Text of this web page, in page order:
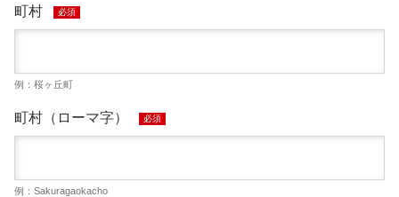
町村 必須
例：桜ヶ丘町
町村（ローマ字） 必須
例：Sakuragaokacho